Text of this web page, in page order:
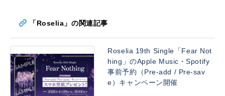
「Roselia」の関連記事
Roselia 19th Single「Fear Not
hing」のApple Music・Spotify
事前予約（Pre-add / Pre-sav
e）キャンペーン開催